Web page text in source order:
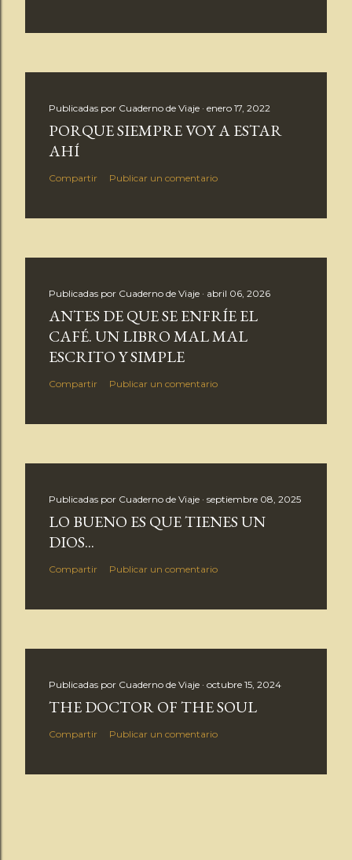
Publicadas por Cuaderno de Viaje enero 17, 2022
PORQUE SIEMPRE VOY A ESTAR
AHÍ
Compartir Publicar un comentario
Publicadas por Cuaderno de Viaje abril 06, 2026
ANTES DE QUE SE ENFRÍE EL
CAFÉ. UN LIBRO MAL MAL
ESCRITO Y SIMPLE
Compartir Publicar un comentario
Publicadas por Cuaderno de Viaje septiembre 08, 2025
LO BUENO ES QUE TIENES UN
DIOS...
Compartir Publicar un comentario
Publicadas por Cuaderno de Viaje octubre 15, 2024
THE DOCTOR OF THE SOUL
Compartir Publicar un comentario